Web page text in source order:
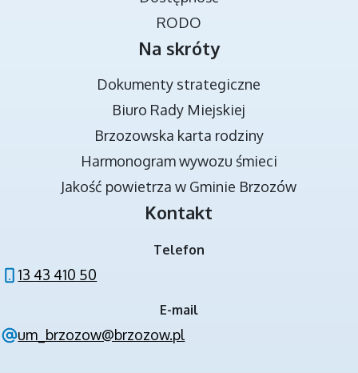
DOKUMENTY STRATEGICZNE
BRZOZÓW - PROJEKT
RODO
Na skróty
Dokumenty strategiczne
Biuro Rady Miejskiej
Brzozowska karta rodziny
Harmonogram wywozu śmieci
Jakość powietrza w Gminie Brzozów
Kontakt
Telefon
13 43 410 50
E-mail
um_brzozow@brzozow.pl